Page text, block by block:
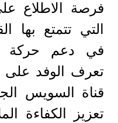
فرصة الاطلاع
التي تتمتع بها
في دعم حركة
تعرف الوفد على
قناة السويس
تعزيز الكفاءة